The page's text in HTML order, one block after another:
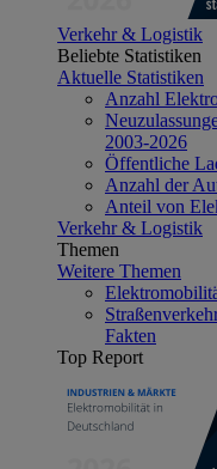
Verkehr & Logistik
Beliebte Statistiken
Aktuelle Statistiken
Anzahl
2003-2026
Öffentliche
Anzahl der
Anteil von
Verkehr & Logistik
Themen
Weitere Themen
Fakten
Top Report